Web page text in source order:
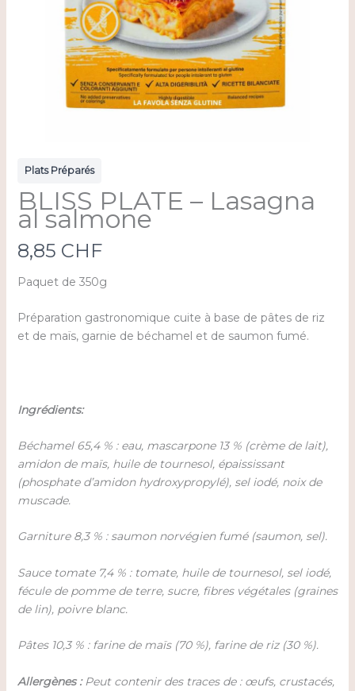
Plats Préparés
BLISS PLATE – Lasagna
al salmone
N
o
8,85 CHF
Paquet de 350g
Préparation gastronomique cuite à base de pâtes de riz
et de maïs, garnie de béchamel et de saumon fumé.
Ingrédients:
Béchamel 65,4 % : eau, mascarpone 13 % (crème de lait),
amidon de maïs, huile de tournesol, épaississant
(phosphate d’amidon hydroxypropylé), sel iodé, noix de
muscade.
Garniture 8,3 % : saumon norvégien fumé (saumon, sel).
Sauce tomate 7,4 % : tomate, huile de tournesol, sel iodé,
fécule de pomme de terre, sucre, fibres végétales (graines
de lin), poivre blanc.
Pâtes 10,3 % : farine de maïs (70 %), farine de riz (30 %).
Allergènes : Peut contenir des traces de : œufs, crustacés,